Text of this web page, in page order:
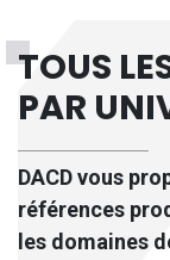
TOUS
PAR
DACDvous
références
les domaines